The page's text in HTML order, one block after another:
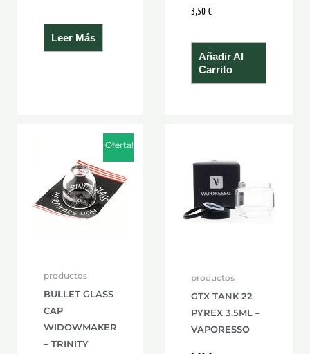
Leer Más
3,50€
Añadir Al
Carrito
¡Oferta!
productos
BULLET GLASS
CAP
WIDOWMAKER
– TRINITY
era:
14,50 €.
precio
actual
es:
7,99 €.
productos
GTX TANK 22
PYREX 3.5ML –
VAPORESSO